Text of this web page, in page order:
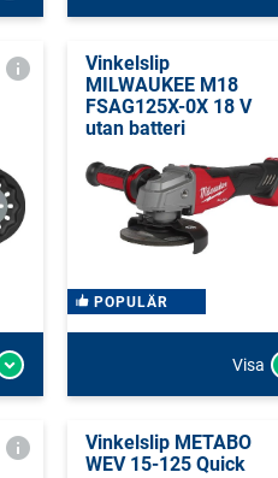
Vinkelslip
MILWAUKEE M18
FSAG125X-0X 18 V
utan batteri
POPULÄR
Visa
Vinkelslip METABO
WEV 15-125 Quick